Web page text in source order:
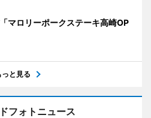
マロリーポークステーキ高崎OP
っと見る
フォトニュース